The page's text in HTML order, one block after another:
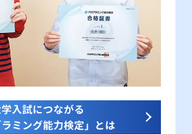
入試につながる
ラミング能力検定」とは